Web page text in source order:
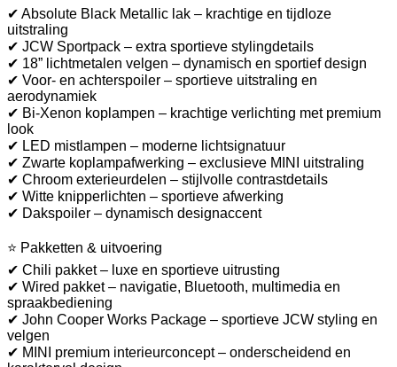
✔ Absolute Black Metallic lak – krachtige en tijdloze
uitstraling
✔ JCW Sportpack – extra sportieve stylingdetails
✔ 18” lichtmetalen velgen – dynamisch en sportief design
✔ Voor- en achterspoiler – sportieve uitstraling en
aerodynamiek
✔ Bi-Xenon koplampen – krachtige verlichting met premium
look
✔ LED mistlampen – moderne lichtsignatuur
✔ Zwarte koplampafwerking – exclusieve MINI uitstraling
✔ Chroom exterieurdelen – stijlvolle contrastdetails
✔ Witte knipperlichten – sportieve afwerking
✔ Dakspoiler – dynamisch designaccent
⭐ Pakketten & uitvoering
✔ Chili pakket – luxe en sportieve uitrusting
✔ Wired pakket – navigatie, Bluetooth, multimedia en
spraakbediening
✔ John Cooper Works Package – sportieve JCW styling en
velgen
✔ MINI premium interieurconcept – onderscheidend en